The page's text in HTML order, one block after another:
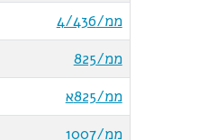
ממ/4/436
ממ/825
ממ/825א
ממ/1007